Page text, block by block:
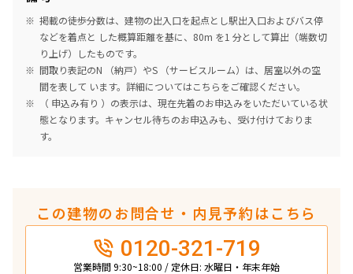
掲載の徒歩分数は、建物の出入口を起点とし駅出入口およびバス停
などを着点と した概算距離を基に、80m を1 分として算出（端数切
り上げ）したものです。
間取り表記のN （納戸）やS （サービスルーム）は、居室以外の空
間を表して います。詳細についてはこちらをご確認ください。
（ 申込み有り ）の表示は、現在先着のお申込みをいただいている状
態となります。キャンセル待ちのお申込みも、受け付けておりま
す。
この建物のお問合せ・内見予約はこちら
0120-321-719
営業時間 9:30~18:00 / 定休日: 水曜日・年末年始